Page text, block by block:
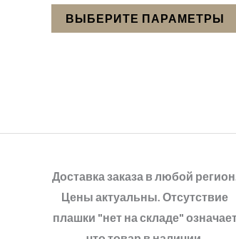
ВЫБЕРИТЕ ПАРАМЕТРЫ
Доставка заказа в любой
Цены актуальны. Отсутствие
плашки "нет на складе"